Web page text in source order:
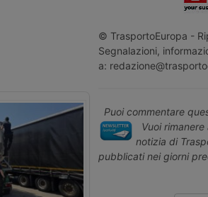
© TrasportoEuropa -
Segnalazioni,
a:
Puoi commentare
Vuoi
notizia di
pubblicati nei giorni